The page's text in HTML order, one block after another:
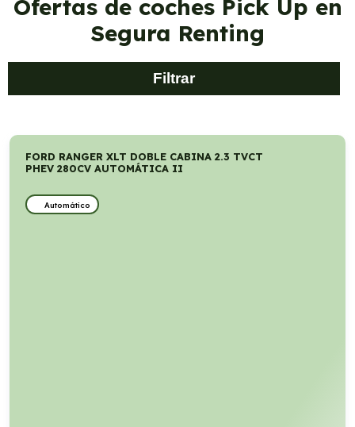
Ofertas de coches Pick Up en
Segura Renting
Filtrar
FORD RANGER XLT DOBLE CABINA 2.3 TVCT
PHEV 280CV AUTOMÁTICA II
Automático